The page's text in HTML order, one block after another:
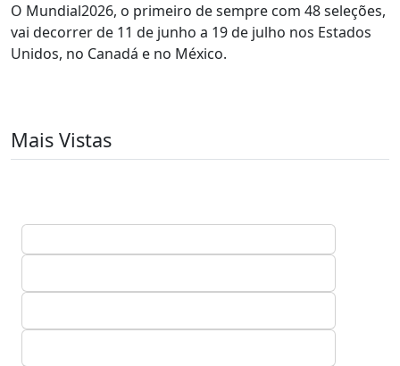
O Mundial2026, o primeiro de sempre com 48 seleções,
vai decorrer de 11 de junho a 19 de julho nos Estados
Unidos, no Canadá e no México.
Mais Vistas